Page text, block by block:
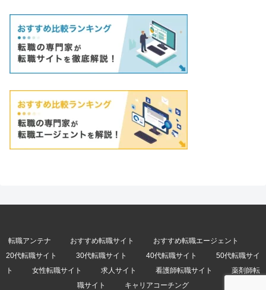
転職アンテナ おすすめ転職サイト
おすすめ転職エージェント
20代転職サイト
30代転職サイト 40代転職サイト
50代転職サイ
ト
女性転職サイト 求人サイト 看護師転職サイト
薬剤師転
職サイト
キャリアコーチング